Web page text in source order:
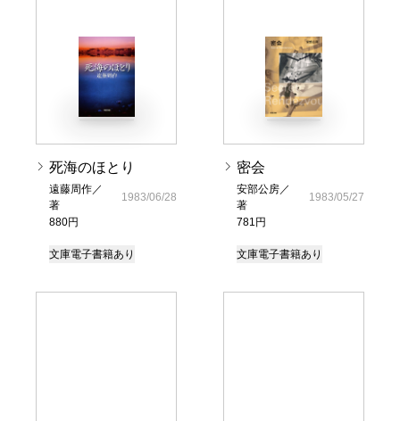
死海のほとり
遠藤周作／
著
880円
1983/06/28
文庫電子書籍あり
密会
安部公房／
著
781円
1983/05/27
文庫電子書籍あり